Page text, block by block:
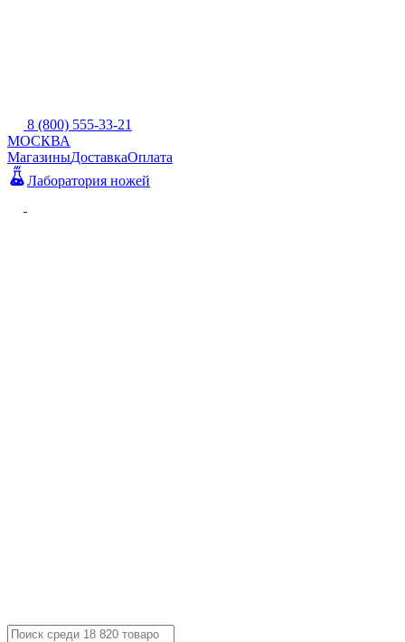
8 (800) 555-33-21
МОСКВА
МагазиныДоставкаОплата
Лаборатория ножей